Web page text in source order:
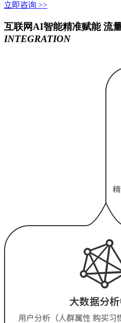
立即咨询 >>
互联网AI智能精准赋能 流
INTEGRATION